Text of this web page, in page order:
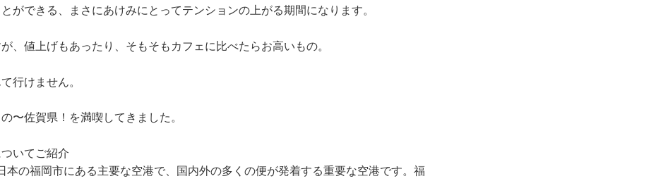
ができる、まさにあけみにとってテンションの上がる期間になります。
、値上げもあったり、そもそもカフェに比べたらお高いもの。
行けません。
〜佐賀県！を満喫してきました。
いてご紹介
本の福岡市にある主要な空港で、国内外の多くの便が発着する重要な空港です。福